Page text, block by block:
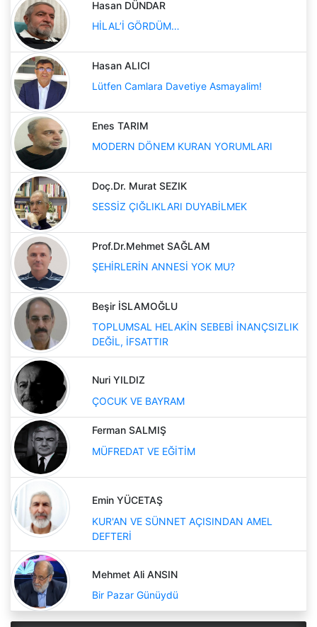
Hasan DÜNDAR
HİLAL’İ GÖRDÜM…
Hasan ALICI
Lütfen Camlara Davetiye Asmayalim!
Enes TARIM
MODERN DÖNEM KURAN YORUMLARI
Doç.Dr. Murat SEZIK
SESSİZ ÇIĞLIKLARI DUYABİLMEK
Prof.Dr.Mehmet SAĞLAM
ŞEHİRLERİN ANNESİ YOK MU?
Beşir İSLAMOĞLU
TOPLUMSAL HELAKİN SEBEBİ İNANÇSIZLIK
DEĞİL, İFSATTIR
Nuri YILDIZ
ÇOCUK VE BAYRAM
Ferman SALMIŞ
MÜFREDAT VE EĞİTİM
Emin YÜCETAŞ
KUR'AN VE SÜNNET AÇISINDAN AMEL
DEFTERİ
Mehmet Ali ANSIN
Bir Pazar Günüydü